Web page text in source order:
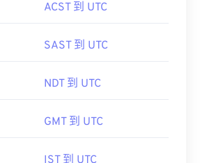
ACST 到 UTC
SAST 到 UTC
NDT 到 UTC
GMT 到 UTC
IST 到 UTC